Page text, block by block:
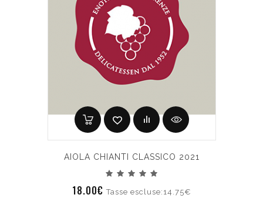
AIOLA CHIANTI CLASSICO 2021
18.00€Tasse escluse:14.75€